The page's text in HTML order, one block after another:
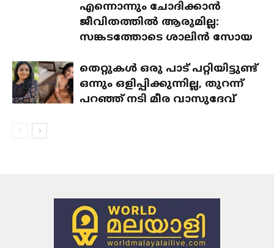
എന്നൊന്നും ചോദിക്കാൻ
ജീവിതത്തിൽ ആരുമില്ല:
സങ്കടത്തോടെ ശാലിൻ സോയ
തെറ്റുകൾ ഒരു പാട് പറ്റിയിട്ടുണ്ട്
ഒന്നും ഒളിപ്പിക്കുന്നില്ല, തുറന്ന്
പറഞ്ഞ് നടി മീര വാസുദേവ്